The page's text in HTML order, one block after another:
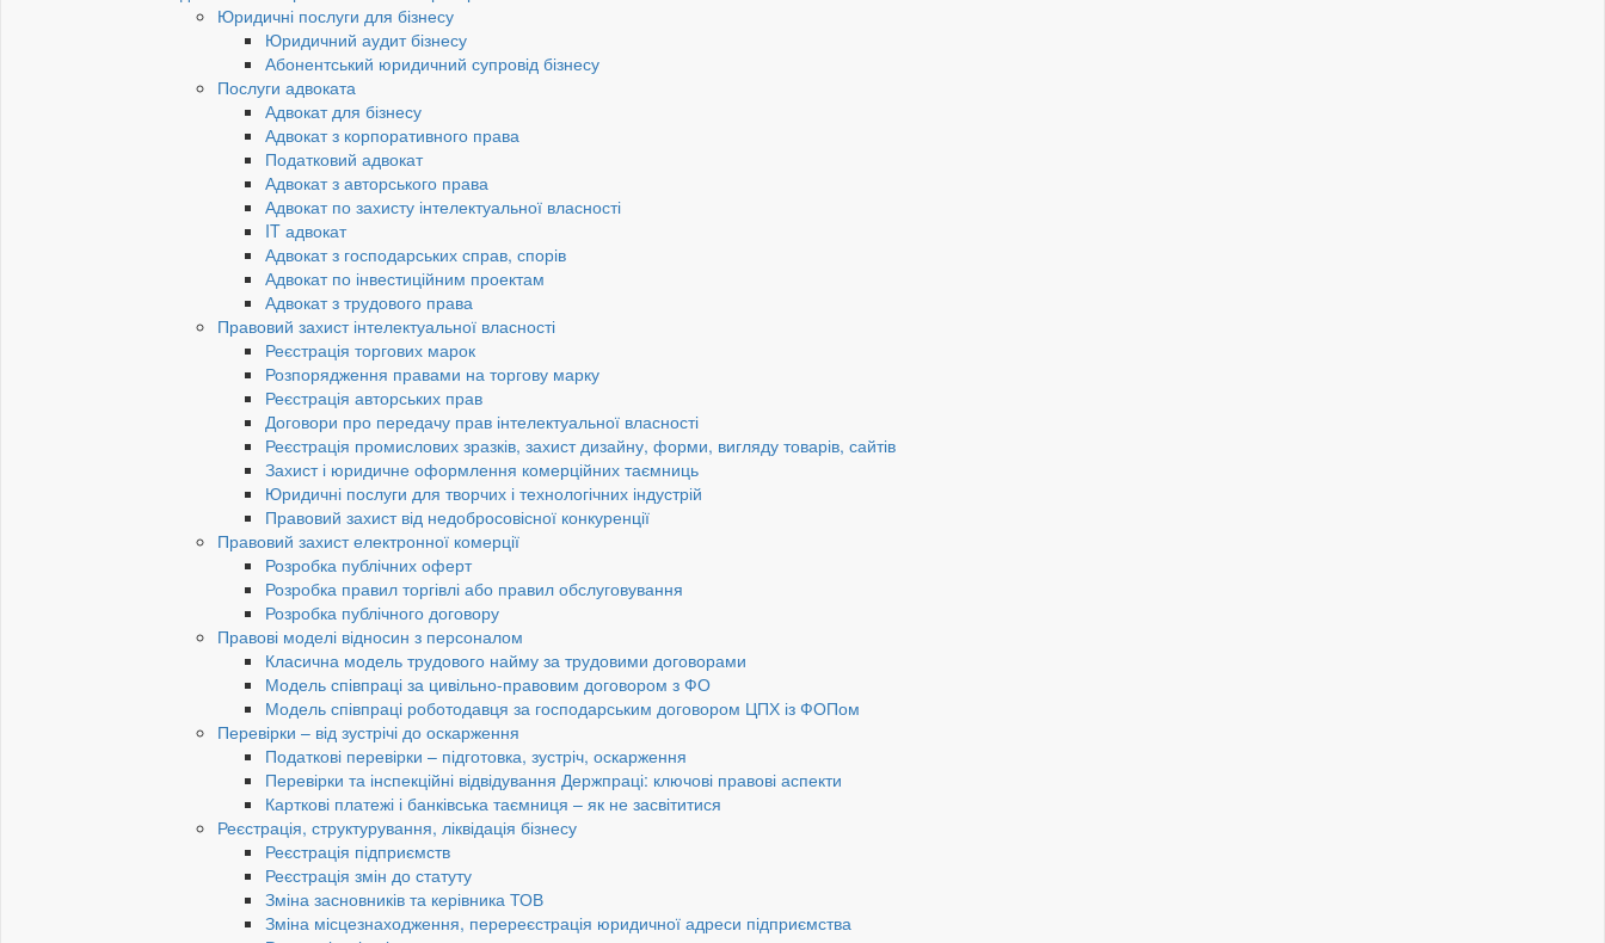
Юридичні послуги для бізнесу
Юридичний аудит бізнесу
Абонентський юридичний супровід бізнесу
Послуги адвоката
Адвокат для бізнесу
Адвокат з корпоративного права
Податковий адвокат
Адвокат з авторського права
Адвокат по захисту інтелектуальної власності
IT адвокат
Адвокат з господарських справ, спорів
Адвокат по інвестиційним проектам
Адвокат з трудового права
Правовий захист інтелектуальної власності
Реєстрація торгових марок
Розпорядження правами на торгову марку
Реєстрація авторських прав
Договори про передачу прав інтелектуальної власності
Реєстрація промислових зразків, захист дизайну, форми, вигляду товарів, сайтів
Захист і юридичне оформлення комерційних таємниць
Юридичні послуги для творчих і технологічних індустрій
Правовий захист від недобросовісної конкуренції
Правовий захист електронної комерції
Розробка публічних оферт
Розробка правил торгівлі або правил обслуговування
Розробка публічного договору
Правові моделі відносин з персоналом
Класична модель трудового найму за трудовими договорами
Модель співпраці за цивільно-правовим договором з ФО
Модель співпраці роботодавця за господарським договором ЦПХ із ФОПом
Перевірки – від зустрічі до оскарження
Податкові перевірки – підготовка, зустріч, оскарження
Перевірки та інспекційні відвідування Держпраці: ключові правові аспекти
Карткові платежі і банківська таємниця – як не засвітитися
Реєстрація, структурування, ліквідація бізнесу
Реєстрація підприємств
Реєстрація змін до статуту
Зміна засновників та керівника ТОВ
Зміна місцезнаходження, перереєстрація юридичної адреси підприємства